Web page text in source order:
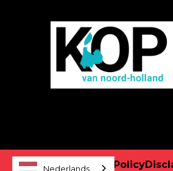
Privacy Policy
Nederlands